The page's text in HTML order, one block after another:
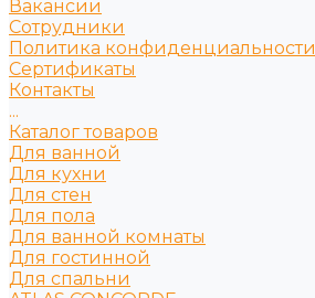
Вакансии
Сотрудники
Политика конфиденциальности
Сертификаты
Контакты
...
Каталог товаров
Для ванной
Для кухни
Для стен
Для пола
Для ванной комнаты
Для гостинной
Для спальни